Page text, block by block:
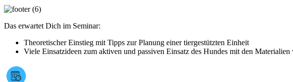
Das erwartet Dich im Seminar:
Theoretischer Einstieg mit Tipps zur Planung einer tiergestützten Einheit
Viele Einsatzideen zum aktiven und passiven Einsatz des Hundes mit den